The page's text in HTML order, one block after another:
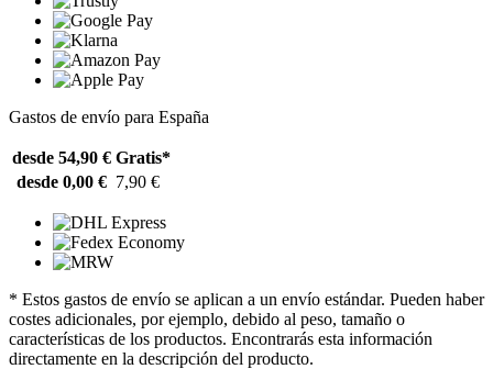
Gastos de envío para España
desde 54,90 € Gratis*
desde 0,00 € 7,90 €
* Estos gastos de envío se aplican a un envío estándar. Pueden haber
costes adicionales, por ejemplo, debido al peso, tamaño o
características de los productos. Encontrarás esta información
directamente en la descripción del producto.